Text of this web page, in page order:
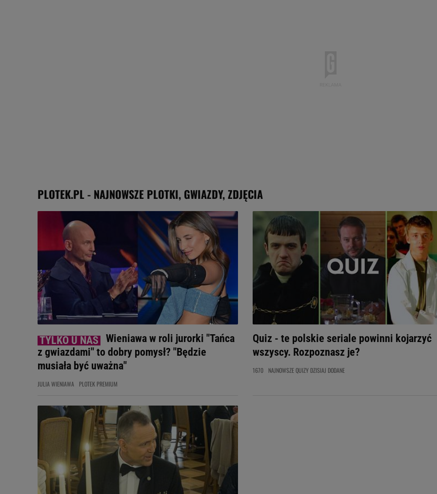
PLOTEK.PL - NAJNOWSZE PLOTKI, GWIAZDY, ZDJĘCIA
Wieniawa w roli jurorki "Tańca
z gwiazdami" to dobry pomysł? "Będzie
musiała być uważna"
JULIA WIENIAWA PLOTEK PREMIUM
Quiz - te polskie seriale powinni kojarzyć
wszyscy. Rozpoznasz je?
1670 NAJNOWSZE QUIZY DZISIAJ DODANE